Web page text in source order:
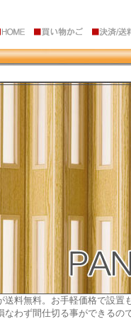
料無料。お手軽価格で設置
わず間仕切る事ができるの